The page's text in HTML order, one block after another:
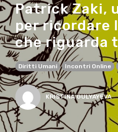
Patrick Zaki,
per ricordare
che riguarda
Diritti Umani Incontri Online
KRISTINA